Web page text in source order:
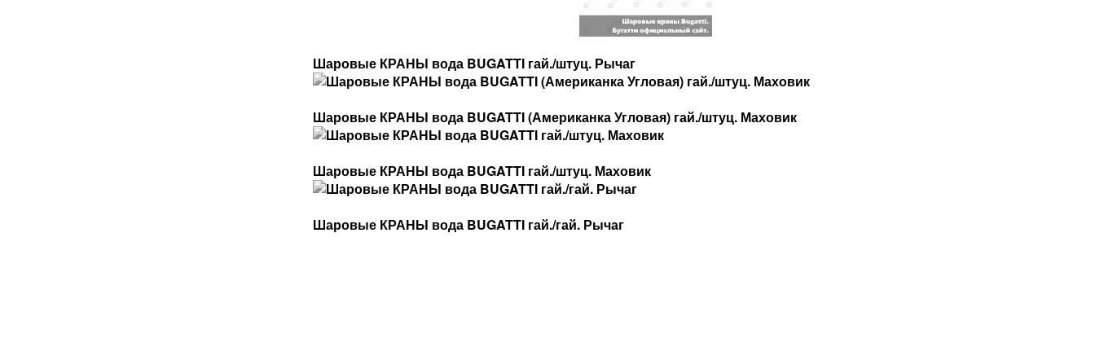
Шаровые КРАНЫ вода BUGATTI гай./штуц. Рычаг
Шаровые КРАНЫ вода BUGATTI (Американка Угловая) гай./штуц. Маховик
Шаровые КРАНЫ вода BUGATTI гай./штуц. Маховик
Шаровые КРАНЫ вода BUGATTI гай./гай. Рычаг